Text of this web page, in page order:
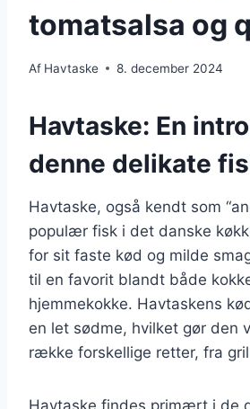
tomatsalsa og
Af Havtaske 8. december 2024
Havtaske: En
denne delikate
Havtaske, også kendt som
populær fisk i det danske
for sit faste kød og milde
til en favorit blandt både
hjemmekokke. Havtaskens
en let sødme, hvilket gør den
række forskellige retter, fra
Havtaske findes primært i de